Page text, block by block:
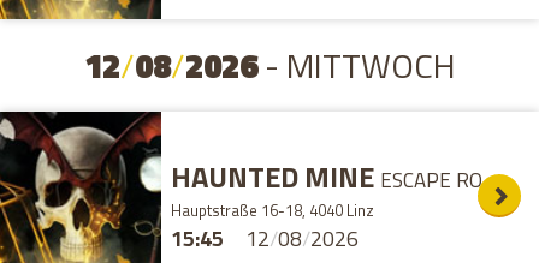
12/08/2026- MITTWOCH
12/08/2026
15:45
HAUNTED MINE ESCAPE ROOM
Hauptstraße 16-18, 4040 Linz